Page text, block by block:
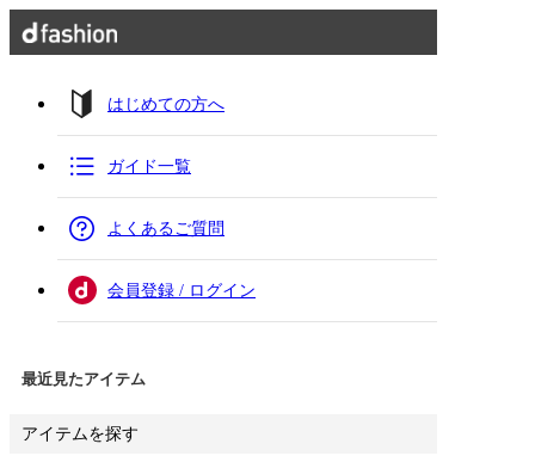
はじめての方へ
ガイド一覧
よくあるご質問
会員登録 / ログイン
最近見たアイテム
アイテムを探す